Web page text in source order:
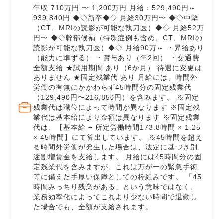
形・神経外科手術を実施。 ・骨折（約2500件） ・前
十字靭帯断裂（約1700件） ・椎間板ヘルニア（約
1600件） ・膝蓋骨脱臼（約1500件） など累計実績
10000件を超える手術実績があります。 ✅二次診療専
門 × 高度医療設備 診察は午前（9:00～12:00）のみ、
午後は手術をメインにおこないます。 整形外科・神経
科の二次診療に特化し、高度な設備を完備していま
す。 ・CT、MRI ・Cアームレントゲン：リアルタイム
であらゆる角度からのレントゲン撮影が可能 ・関節
鏡：体への負担の少ない手術を可能に ・リハビリ用プ
ール、トレッドミル：大型犬のリハビリも充実 充実し
た設備を使用しながら、多様で難度の高い症例を経験
し、専門性を集中的に高められます。 ✅獣医療に集中
できる環境 各病院拠点とは別に、バックオフィス業務
を担う本社機能を設置。 人事・経理・法務等の経営業
務、集患や広報等のマーケティング業務、その他全社
に跨る共通業務を担っています。 そのため、獣医師・
看護師は本業である医療に専念できます。 ✅一人一人
に寄り添うキャリア支援 「症例を極めたい」「ワーク
ライフバランスを大切にしたい」「いつか開業した
年収 710万円 〜 1,200万円 月給：529,490円～
939,840円 ◆◇新卒◆◇ 月給30万円〜 ◆◇中堅
（CT、MRIの読影が可能な執刀医）◆◇ 月給52万
円〜 ◆◇幹部候補（特殊症例も含め、CT、MRIの
読影が可能な執刀医）◆◇ 月給90万～ ・昇給あり
（能力に準ずる） ・賞与あり（年2回） ・交通費
全額支給 ★試用期間 あり（6か月） 待遇に変更は
ありません ★固定残業代 あり 月給には、時間外
労働の有無にかかわらず45時間分の固定残業代
（129,490円〜216,850円）を含みます。 ※固定
残業代は職位によって時間が異なります ※固定残
業代は基本給により金額は異なります ※固定残業
代は、【基本給 ÷ 所定労働時間173.8時間 × 1.25
× 45時間】にて算出しています。 ※45時間を超え
る時間外労働が発生した場合は、法定に基づき別
途割増賃金を支給します。 月給には45時間分の固
定残業代を含みますが、これは万が一の緊急手術
等に備えた手厚い保障としての枠組みです。 「45
時間みっちり残業がある」という意味ではなく、
業務効率化によってこれより少ない時間で退勤し
た場合でも、全額が支給されます。